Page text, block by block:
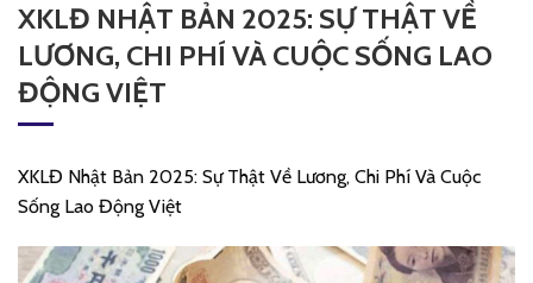
XKLĐ NHẬT BẢN 2025: SỰ THẬT VỀ
LƯƠNG, CHI PHÍ VÀ CUỘC SỐNG LAO
ĐỘNG VIỆT
XKLĐ Nhật Bản 2025: Sự Thật Về Lương, Chi Phí Và Cuộc
Sống Lao Động Việt